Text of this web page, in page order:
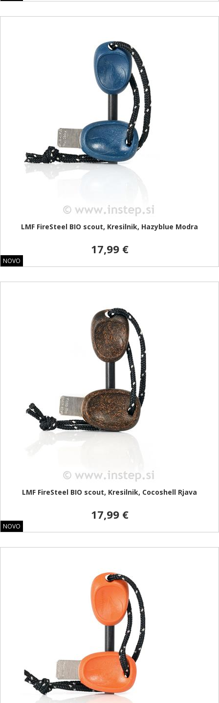
NOVO
LMF FireSteel BIO scout, Kresilnik, Hazyblue Modra
17,99 €
NOVO
LMF FireSteel BIO scout, Kresilnik, Cocoshell Rjava
17,99 €